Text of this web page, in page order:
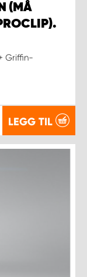
(MÅ
Griffin-
LEGG TIL